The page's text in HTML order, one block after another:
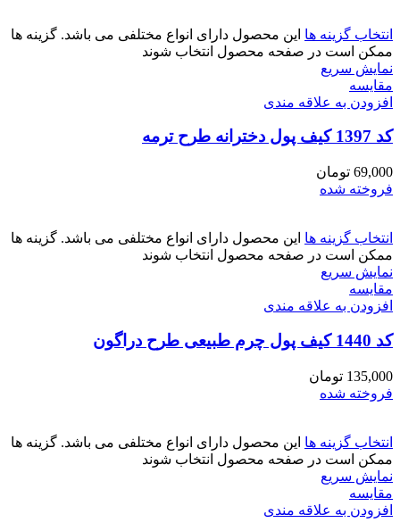
انتخاب گزینه ها این محصول دارای انواع مختلفی می باشد. گزینه ها
ممکن است در صفحه محصول انتخاب شوند
نمایش سریع
مقايسه
افزودن به علاقه مندی
کد 1397 کیف پول دخترانه طرح ترمه
69,000 تومان
فروخته شده
انتخاب گزینه ها این محصول دارای انواع مختلفی می باشد. گزینه ها
ممکن است در صفحه محصول انتخاب شوند
نمایش سریع
مقايسه
افزودن به علاقه مندی
کد 1440 کیف پول چرم طبیعی طرح دراگون
135,000 تومان
فروخته شده
انتخاب گزینه ها این محصول دارای انواع مختلفی می باشد. گزینه ها
ممکن است در صفحه محصول انتخاب شوند
نمایش سریع
مقايسه
افزودن به علاقه مندی